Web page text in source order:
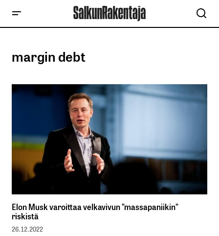
margin debt
Elon Musk varoittaa velkavivun ”massapaniikin”
riskistä
26.12.2022